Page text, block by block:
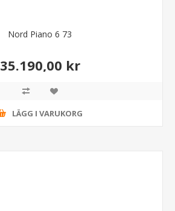
Nord Piano 6 73
35.190,00 kr
LÄGG I VARUKORG